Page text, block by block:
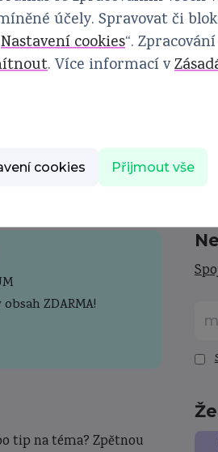
ZDARMA!
tip na téma? Zpětnou
účely. Spravovat či
Nastavení cookies“.
. Více informací v
cookies Přijmout vše